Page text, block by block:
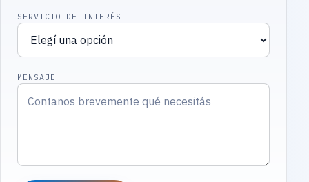
SERVICIO DE INTERÉS
MENSAJE